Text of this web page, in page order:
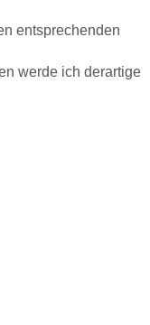
entsprechenden
werde ich derartige